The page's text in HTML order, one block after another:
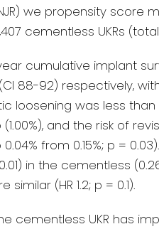
we propensity score
cementless UKRs (total
cumulative implant
88-92) respectively,
loosening was less
and the risk of
0.04% from 0.15%; p =
in the cementless
(HR 1.2; p = 0.1).
cementless UKR has